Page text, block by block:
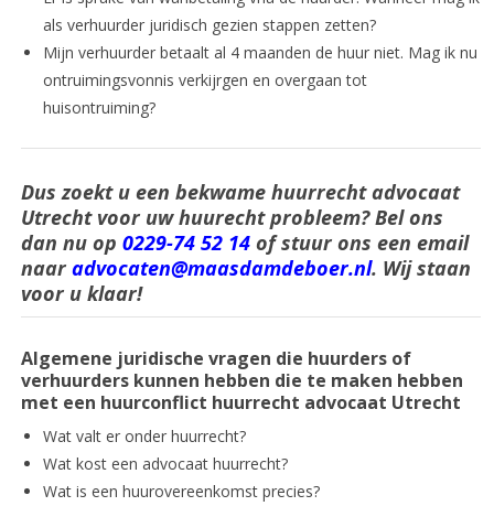
als verhuurder juridisch gezien stappen zetten?
Mijn verhuurder betaalt al 4 maanden de huur niet. Mag ik nu
ontruimingsvonnis verkijrgen en overgaan tot
huisontruiming?
Dus zoekt u een bekwame huurrecht advocaat
Utrecht voor uw huurecht probleem? Bel ons
dan nu op 0229-74 52 14of stuur ons een email
naar advocaten@maasdamdeboer.nl. Wij staan
voor u klaar!
Algemene juridische vragen die huurders of
verhuurders kunnen hebben die te maken hebben
met een huurconflict huurrecht advocaat Utrecht
Wat valt er onder huurrecht?
Wat kost een advocaat huurrecht?
Wat is een huurovereenkomst precies?